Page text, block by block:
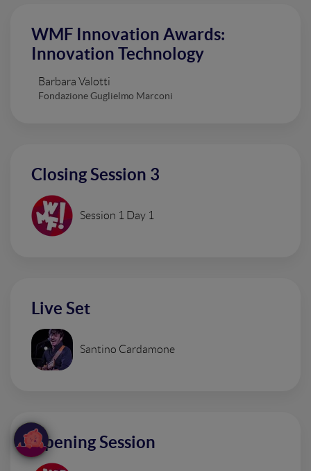
WMF Innovation Awards:
Innovation Technology
Barbara Valotti
Fondazione Guglielmo Marconi
Closing Session 3
Session 1 Day 1
Live Set
Santino Cardamone
Opening Session